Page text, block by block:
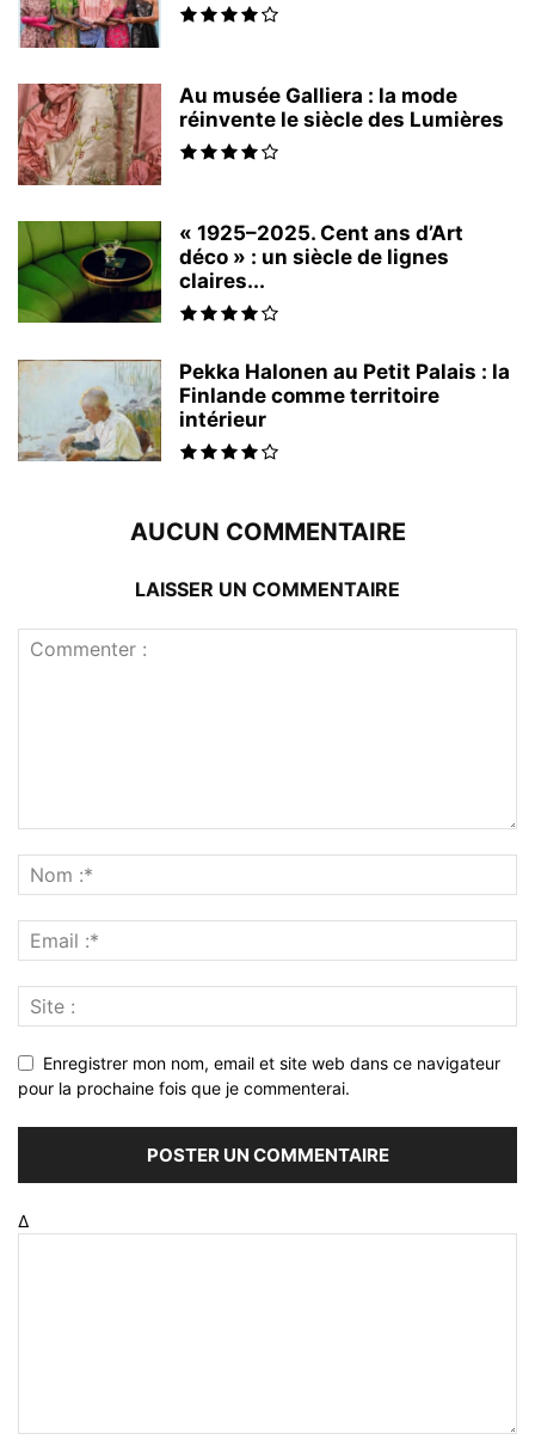
Au musée Galliera : la mode
réinvente le siècle des Lumières
« 1925–2025. Cent ans d’Art
déco » : un siècle de lignes
claires...
Pekka Halonen au Petit Palais : la
Finlande comme territoire
intérieur
AUCUN COMMENTAIRE
LAISSER UN COMMENTAIRE
Enregistrer mon nom, email et site web dans ce navigateur
pour la prochaine fois que je commenterai.
Δ